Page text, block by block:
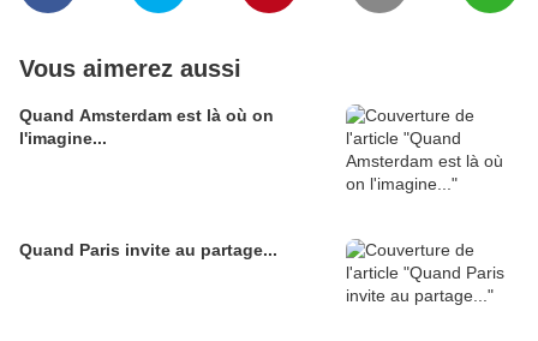
Vous aimerez aussi
Quand Amsterdam est là où on
l'imagine...
Quand Paris invite au partage...